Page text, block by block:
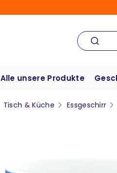
Alle unsere Produkte
Tisch & Küche Essgeschirr